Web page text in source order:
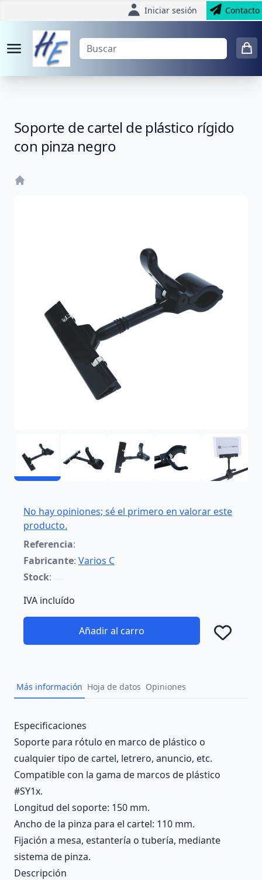
Iniciar sesión Contacto
Soporte de cartel de plástico rígido
con pinza negro
No hay opiniones; sé el primero en valorar este
producto.
Referencia:
Fabricante: Varios C
Stock:
IVA incluído
Añadir al carro
Más información Hoja de datos Opiniones
Description
Especificaciones
Soporte para rótulo en marco de plástico o
cualquier tipo de cartel, letrero, anuncio, etc.
Compatible con la gama de marcos de plástico
#SY1x.
Longitud del soporte: 150 mm.
Ancho de la pinza para el cartel: 110 mm.
Fijación a mesa, estantería o tubería, mediante
sistema de pinza.
Descripción